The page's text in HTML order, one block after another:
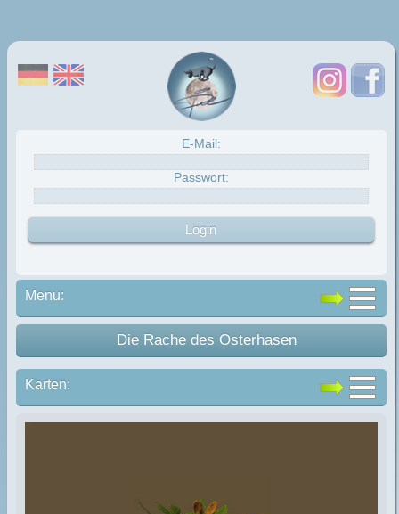
E-Mail:
Passwort:
Menu:
Die Rache des Osterhasen
Karten: